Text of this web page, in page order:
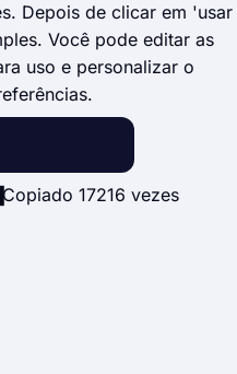
Depois de clicar em 'usar
Você pode editar as
uso e personalizar o
Copiado 17216 vezes